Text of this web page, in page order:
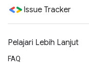
Issue Tracker
Pelajari Lebih Lanjut
FAQ